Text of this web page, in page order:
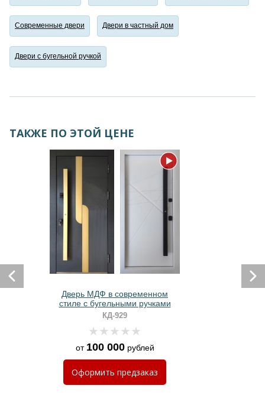
Современные двери Двери в частный дом
Двери с бугельной ручкой
ТАКЖЕ ПО ЭТОЙ ЦЕНЕ
Дверь МДФ в современном
стиле с бугельными ручками
КД-929
от 100 000рублей
Оформить предзаказ